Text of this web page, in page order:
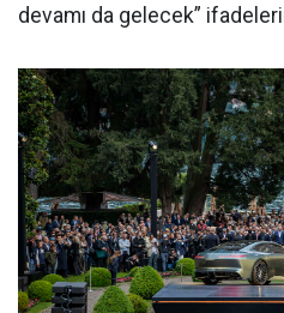
devamı da gelecek”